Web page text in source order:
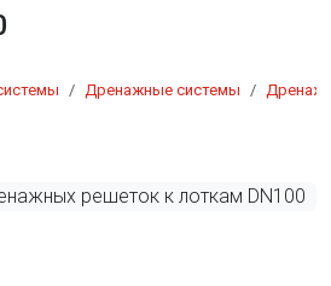
Дренажные системы